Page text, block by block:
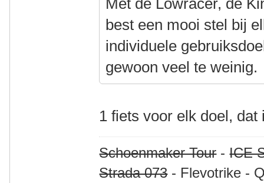
Met de Lowracer, de
best een mooi stel bij
individuele
gewoon veel te weinig.
1 fiets voor elk doel, dat
Schoenmaker Tour-ICE
Strada 073- Flevotrike -